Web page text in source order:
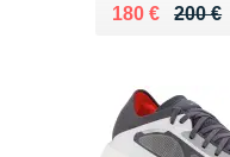
200 €
Au lieu de
180 €
Vendu 180 €